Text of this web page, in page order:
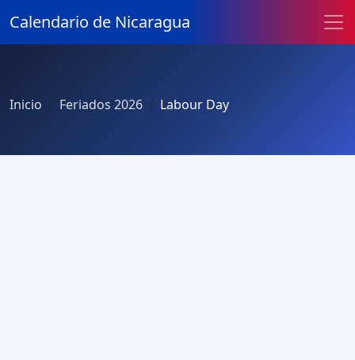
Calendario de Nicaragua
Inicio Feriados 2026 Labour Day